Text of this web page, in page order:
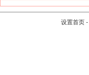
设置首页 -